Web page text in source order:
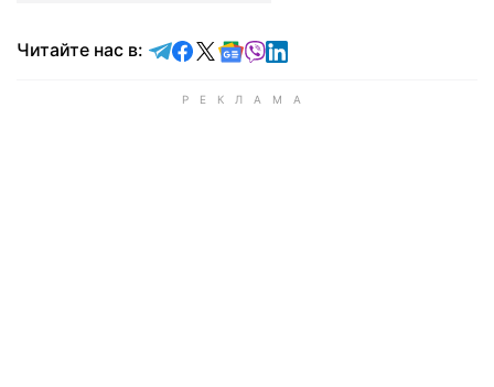
Читайте нас в: Читайте в Telegram
Читайте в Facebook
Читайте в X
Читайте в Google news
Читайте в Viber
Читайте в LinkedIn